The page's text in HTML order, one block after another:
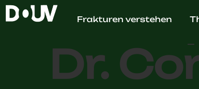
Frakturen verstehen
Dr.